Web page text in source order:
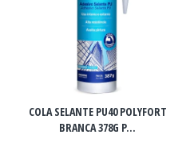
COLA SELANTE PU40 POLYFORT
BRANCA 378G P...